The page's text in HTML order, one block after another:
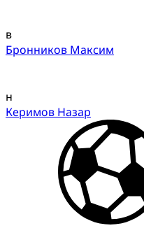
в
Бронников Максим
н
Керимов Назар